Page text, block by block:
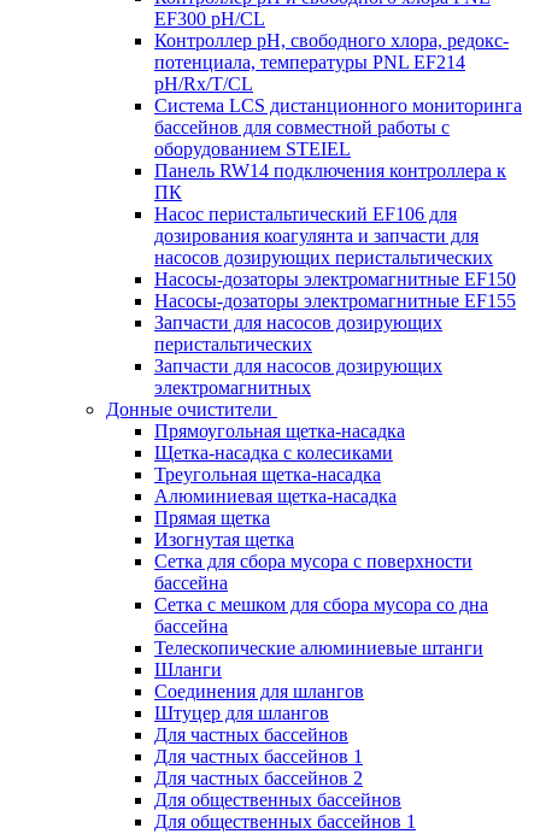
EF300 pH/CL
Контроллер рН, свободного хлора, редокс-
потенциала, температуры PNL EF214
pH/Rx/T/CL
Система LCS дистанционного мониторинга
бассейнов для совместной работы с
оборудованием STEIEL
Панель RW14 подключения контроллера к
ПК
Насос перистальтический EF106 для
дозирования коагулянта и запчасти для
насосов дозирующих перистальтических
Насосы-дозаторы электромагнитные EF150
Насосы-дозаторы электромагнитные EF155
Запчасти для насосов дозирующих
перистальтических
Запчасти для насосов дозирующих
электромагнитных
Донные очистители
Прямоугольная щетка-насадка
Щетка-насадка с колесиками
Треугольная щетка-насадка
Алюминиевая щетка-насадка
Прямая щетка
Изогнутая щетка
Сетка для сбора мусора с поверхности
бассейна
Сетка с мешком для сбора мусора со дна
бассейна
Телескопические алюминиевые штанги
Шланги
Соединения для шлангов
Штуцер для шлангов
Для частных бассейнов
Для частных бассейнов 1
Для частных бассейнов 2
Для общественных бассейнов
Для общественных бассейнов 1